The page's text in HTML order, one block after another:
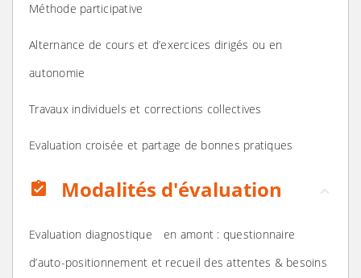
Méthode participative
Alternance de cours et d’exercices dirigés ou en
autonomie
Travaux individuels et corrections collectives
Evaluation croisée et partage de bonnes pratiques
assignment_turned_in Modalités d'évaluation
Evaluation diagnostique en amont : questionnaire
d’auto-positionnement et recueil des attentes & besoins